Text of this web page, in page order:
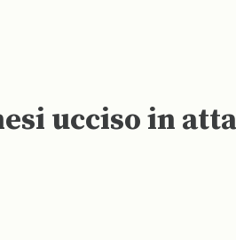
ucciso in